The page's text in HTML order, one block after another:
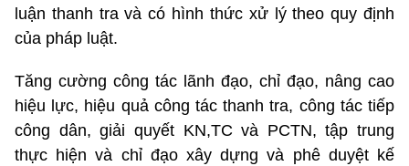
luận thanh tra và có hình thức xử lý theo quy định
của pháp luật.
Tăng cường công tác lãnh đạo, chỉ đạo, nâng cao
hiệu lực, hiệu quả công tác thanh tra, công tác tiếp
công dân, giải quyết KN,TC và PCTN, tập trung
thực hiện và chỉ đạo xây dựng và phê duyệt kế